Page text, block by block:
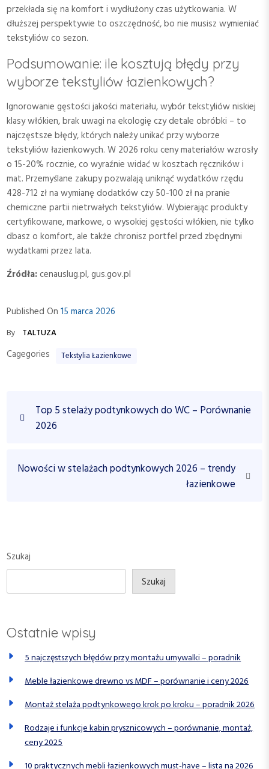
przekłada się na komfort i wydłużony czas użytkowania. W
dłuższej perspektywie to oszczędność, bo nie musisz wymieniać
tekstyliów co sezon.
Podsumowanie: ile kosztują błędy przy
wyborze tekstyliów łazienkowych?
Ignorowanie gęstości jakości materiału, wybór tekstyliów niskiej
klasy włókien, brak uwagi na ekologię czy detale obróbki – to
najczęstsze błędy, których należy unikać przy wyborze
tekstyliów łazienkowych. W 2026 roku ceny materiałów wzrosły
o 15-20% rocznie, co wyraźnie widać w kosztach ręczników i
mat. Przemyślane zakupy pozwalają uniknąć wydatków rzędu
428-712 zł na wymianę dodatków czy 50-100 zł na pranie
chemiczne partii nietrwałych tekstyliów. Wybierając produkty
certyfikowane, markowe, o wysokiej gęstości włókien, nie tylko
dbasz o komfort, ale także chronisz portfel przed zbędnymi
wydatkami przez lata.
Źródła:cenauslug.pl, gus.gov.pl
Published On15 marca 2026
By TALTUZA
Cagegories Tekstylia Łazienkowe
w
i
u
P
r
i
t
Top 5 stelaży podtynkowych do WC – Porównanie
2026
N
s
t
Nowości w stelażach podtynkowych 2026 – trendy
łazienkowe
Szukaj
Szukaj
Ostatnie wpisy
5 najczęstszych błędów przy montażu umywalki – poradnik
Meble łazienkowe drewno vs MDF – porównanie i ceny 2026
Montaż stelaża podtynkowego krok po kroku – poradnik 2026
Rodzaje i funkcje kabin prysznicowych – porównanie, montaż,
ceny 2025
10 praktycznych mebli łazienkowych must-have – lista na 2026